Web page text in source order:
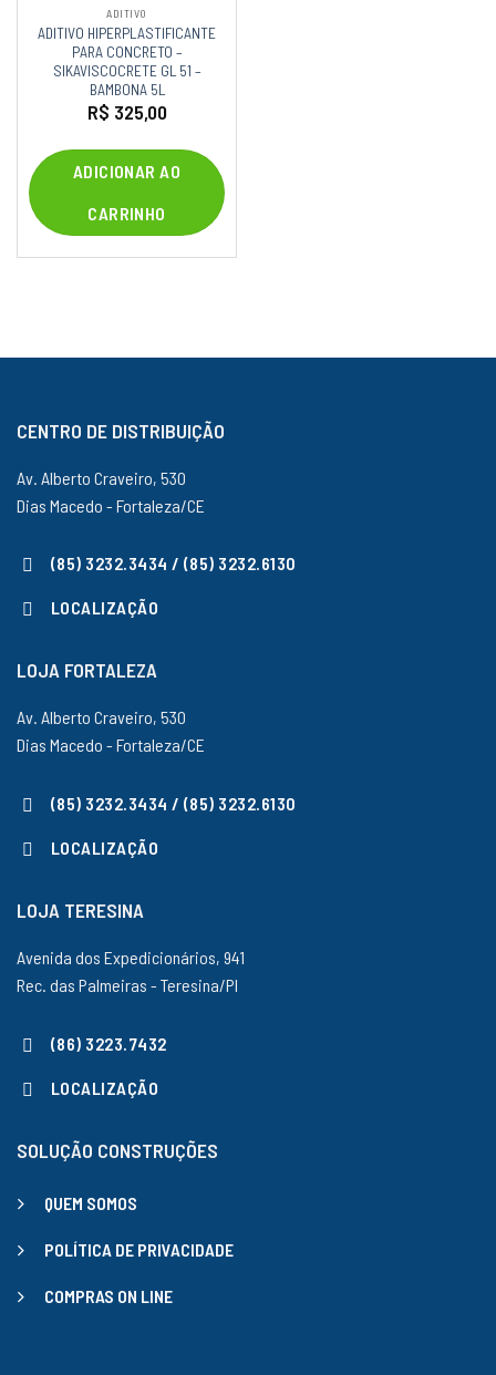
ADITIVO
ADITIVO HIPERPLASTIFICANTE
PARA CONCRETO –
SIKAVISCOCRETE GL 51 –
BAMBONA 5L
R$ 325,00
ADICIONAR AO
CARRINHO
CENTRO DE DISTRIBUIÇÃO
Av. Alberto Craveiro, 530
Dias Macedo - Fortaleza/CE
(85) 3232.3434 / (85) 3232.6130
LOCALIZAÇÃO
LOJA FORTALEZA
Av. Alberto Craveiro, 530
Dias Macedo - Fortaleza/CE
(85) 3232.3434 / (85) 3232.6130
LOCALIZAÇÃO
LOJA TERESINA
Avenida dos Expedicionários, 941
Rec. das Palmeiras - Teresina/PI
(86) 3223.7432
LOCALIZAÇÃO
SOLUÇÃO CONSTRUÇÕES
QUEM SOMOS
POLÍTICA DE PRIVACIDADE
COMPRAS ON LINE